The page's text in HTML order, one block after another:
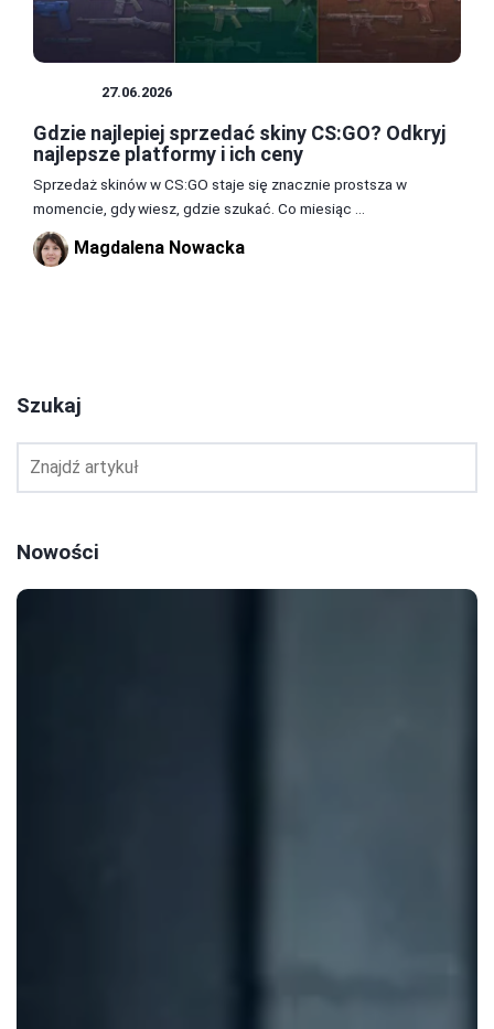
27.06.2026
Gdzie najlepiej sprzedać skiny CS:GO? Odkryj
najlepsze platformy i ich ceny
Sprzedaż skinów w CS:GO staje się znacznie prostsza w
momencie, gdy wiesz, gdzie szukać. Co miesiąc ...
Magdalena Nowacka
Szukaj
Nowości